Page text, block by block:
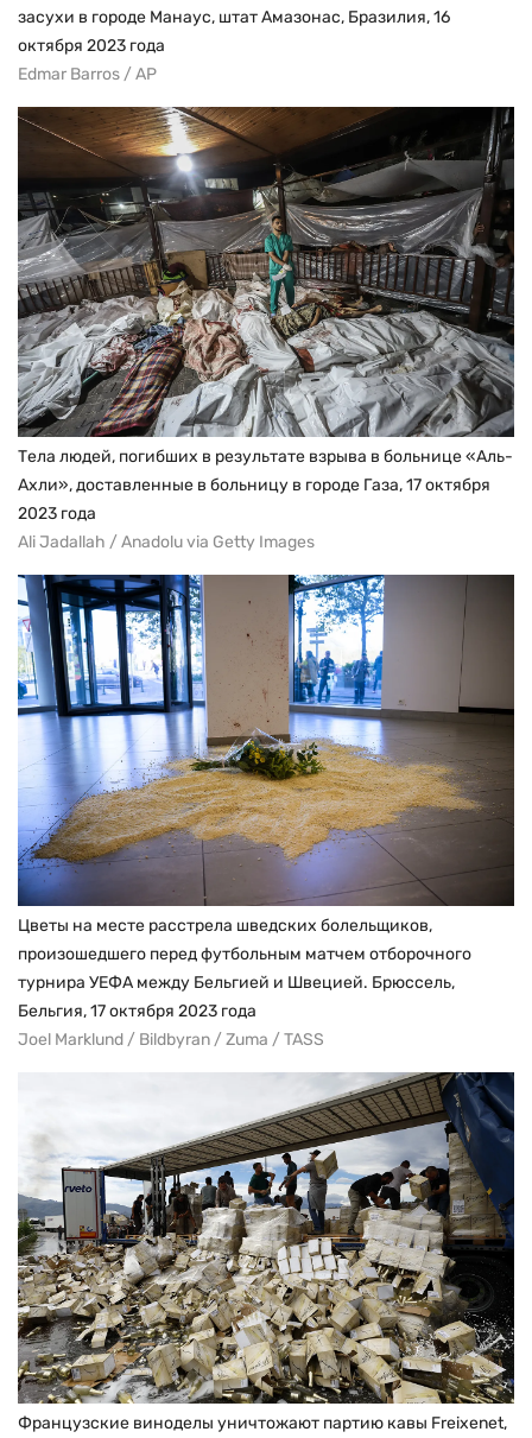
засухи в городе Манаус, штат Амазонас, Бразилия, 16
октября 2023 года
Edmar Barros / AP
Тела людей, погибших в результате взрыва в больнице «Аль-
Ахли», доставленные в больницу в городе Газа, 17 октября
2023 года
Ali Jadallah / Anadolu via Getty Images
Цветы на месте расстрела шведских болельщиков,
произошедшего перед футбольным матчем отборочного
турнира УЕФА между Бельгией и Швецией. Брюссель,
Бельгия, 17 октября 2023 года
Joel Marklund / Bildbyran / Zuma / TASS
Французские виноделы уничтожают партию кавы Freixenet,